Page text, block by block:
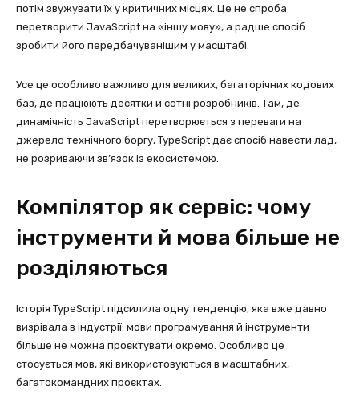
потім звужувати їх у критичних місцях. Це не спроба
перетворити JavaScript на «іншу мову», а радше спосіб
зробити його передбачуванішим у масштабі.
Усе це особливо важливо для великих, багаторічних кодових
баз, де працюють десятки й сотні розробників. Там, де
динамічність JavaScript перетворюється з переваги на
джерело технічного боргу, TypeScript дає спосіб навести лад,
не розриваючи зв’язок із екосистемою.
Компілятор як сервіс: чому
інструменти й мова більше не
розділяються
Історія TypeScript підсилила одну тенденцію, яка вже давно
визрівала в індустрії: мови програмування й інструменти
більше не можна проєктувати окремо. Особливо це
стосується мов, які використовуються в масштабних,
багатокомандних проєктах.